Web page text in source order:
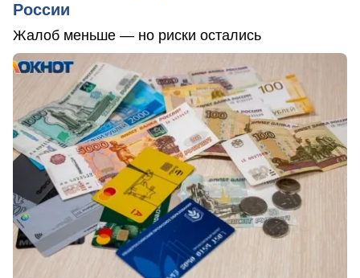
России
Жалоб меньше — но риски остались